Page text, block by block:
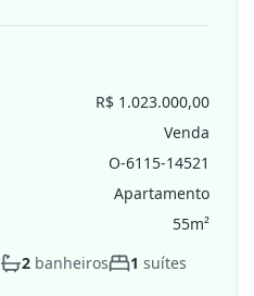
R$ 1.023.000,00
Venda
O-6115-14521
Apartamento
55m²
2 banheiros 1 suítes